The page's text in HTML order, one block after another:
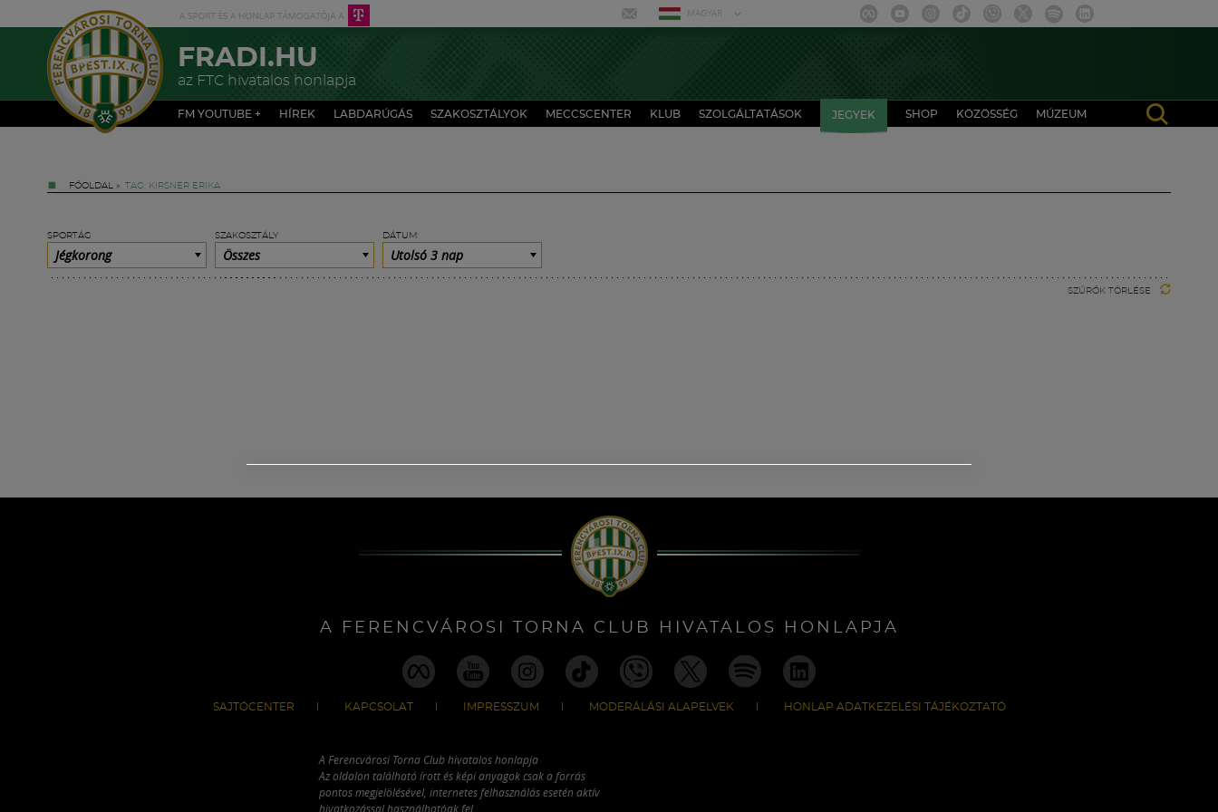
MAGYAR
FRADI.HU
az FTC hivatalos honlapja
FM YOUTUBE + HÍREK LABDARÚGÁS SZAKOSZTÁLYOK MECCSCENTER KLUB SZOLGÁLTATÁSOK JEGYEK SHOP KÖZÖSSÉG MÚZEUM
FŐOLDAL » TAG: KIRSNER ERIKA
SPORTÁG
Jégkorong
SZAKOSZTÁLY
Összes
DÁTUM
Utolsó 3 nap
SZŰRŐK TÖRLÉSE
A FERENCVÁROSI TORNA CLUB HIVATALOS HONLAPJA
SAJTÓCENTER KAPCSOLAT IMPRESSZUM MODERÁLÁSI ALAPELVEK HONLAP ADATKEZELÉSI TÁJÉKOZTATÓ
A Ferencvárosi Torna Club hivatalos honlapja
Az oldalon található írott és képi anyagok csak a forrás
pontos megjelölésével, internetes felhasználás esetén aktív
hivatkozással használhatóak fel.